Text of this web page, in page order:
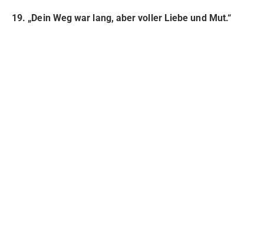
19. „Dein Weg war lang, aber voller Liebe und Mut.“